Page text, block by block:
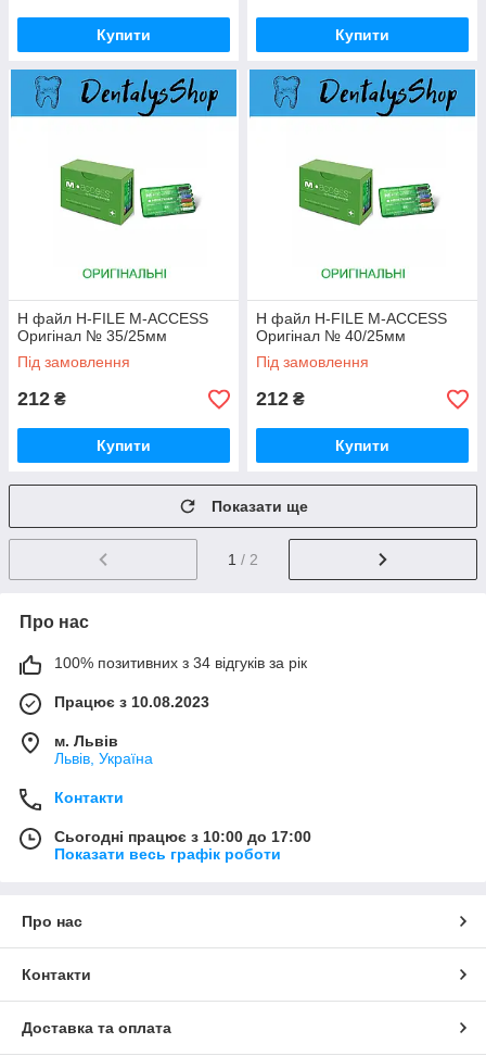
Купити Купити
H файл H-FILE M-ACCESS
Оригінал № 35/25мм
Під замовлення
212 ₴
Купити
H файл H-FILE M-ACCESS
Оригінал № 40/25мм
Під замовлення
212 ₴
Купити
Показати ще
1 / 2
Про нас
100% позитивних з 34 відгуків за рік
Працює з 10.08.2023
м. Львів
Львів, Україна
Контакти
Сьогодні працює з 10:00 до 17:00
Показати весь графік роботи
Про нас
Контакти
Доставка та оплата